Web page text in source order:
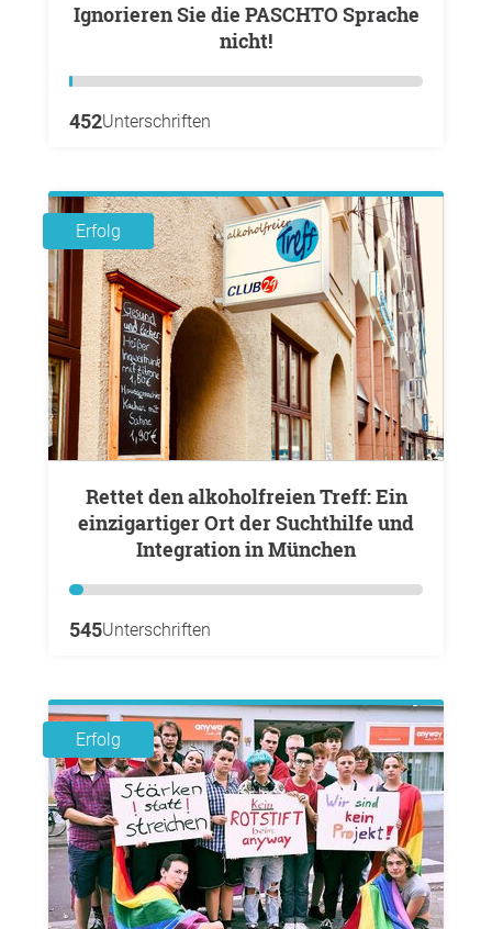
Ignorieren Sie die PASCHTO Sprache
nicht!
452Unterschriften
Erfolg
Rettet den alkoholfreien Treff: Ein
einzigartiger Ort der Suchthilfe und
Integration in München
545Unterschriften
Erfolg